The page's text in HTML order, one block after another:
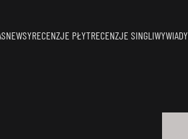
NEWSYRECENZJE PŁYTRECENZJE SINGLIWYWIADY